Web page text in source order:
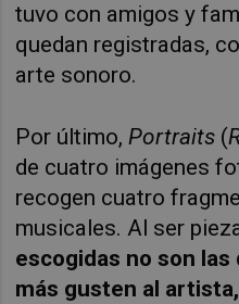
tuvo con amigos y
quedan registradas,
arte sonoro.
Por último,Portraits (
de cuatro imágenes
recogen cuatro
musicales. Al ser
escogidas no son
más gusten al